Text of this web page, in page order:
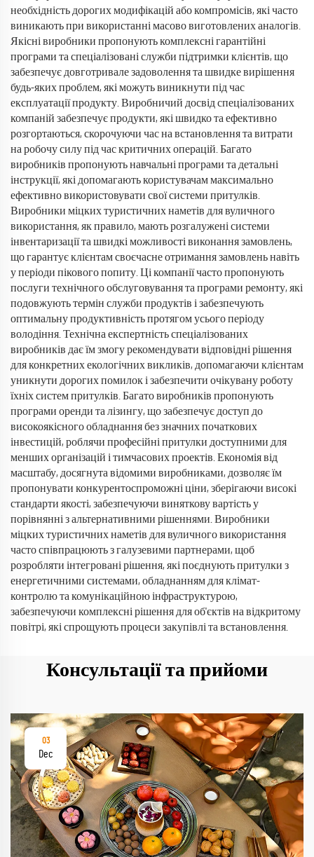
необхідність дорогих модифікацій або компромісів, які часто
виникають при використанні масово виготовлених аналогів.
Якісні виробники пропонують комплексні гарантійні
програми та спеціалізовані служби підтримки клієнтів, що
забезпечує довготривале задоволення та швидке вирішення
будь-яких проблем, які можуть виникнути під час
експлуатації продукту. Виробничий досвід спеціалізованих
компаній забезпечує продукти, які швидко та ефективно
розгортаються, скорочуючи час на встановлення та витрати
на робочу силу під час критичних операцій. Багато
виробників пропонують навчальні програми та детальні
інструкції, які допомагають користувачам максимально
ефективно використовувати свої системи притулків.
Виробники міцких туристичних наметів для вуличного
використання, як правило, мають розгалужені системи
інвентаризації та швидкі можливості виконання замовлень,
що гарантує клієнтам своєчасне отримання замовлень навіть
у періоди пікового попиту. Ці компанії часто пропонують
послуги технічного обслуговування та програми ремонту, які
подовжують термін служби продуктів і забезпечують
оптимальну продуктивність протягом усього періоду
володіння. Технічна експертність спеціалізованих
виробників дає їм змогу рекомендувати відповідні рішення
для конкретних екологічних викликів, допомагаючи клієнтам
уникнути дорогих помилок і забезпечити очікувану роботу
їхніх систем притулків. Багато виробників пропонують
програми оренди та лізингу, що забезпечує доступ до
високоякісного обладнання без значних початкових
інвестицій, роблячи професійні притулки доступними для
менших організацій і тимчасових проектів. Економія від
масштабу, досягнута відомими виробниками, дозволяє їм
пропонувати конкурентоспроможні ціни, зберігаючи високі
стандарти якості, забезпечуючи виняткову вартість у
порівнянні з альтернативними рішеннями. Виробники
міцких туристичних наметів для вуличного використання
часто співпрацюють з галузевими партнерами, щоб
розробляти інтегровані рішення, які поєднують притулки з
енергетичними системами, обладнанням для клімат-
контролю та комунікаційною інфраструктурою,
забезпечуючи комплексні рішення для об'єктів на відкритому
повітрі, які спрощують процеси закупівлі та встановлення.
Консультації та прийоми
03
Dec